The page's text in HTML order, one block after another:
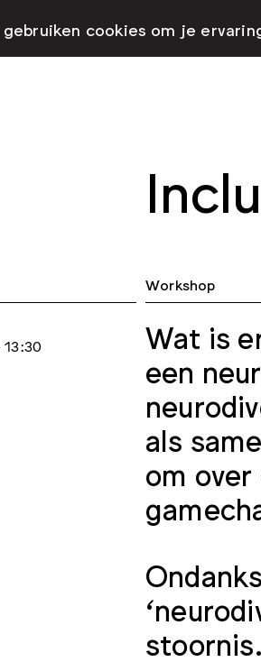
13:30
Workshop
Wat is
een
als
om
cookies om je